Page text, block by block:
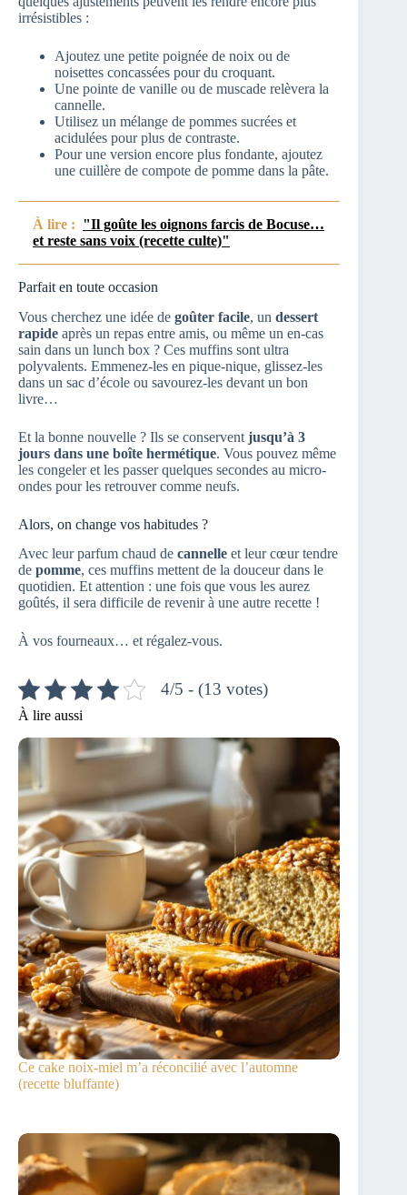
irrésistibles :
Ajoutez une petite poignée de noix ou de
noisettes concassées pour du croquant.
Une pointe de vanille ou de muscade relèvera la
cannelle.
Utilisez un mélange de pommes sucrées et
acidulées pour plus de contraste.
Pour une version encore plus fondante, ajoutez
une cuillère de compote de pomme dans la pâte.
À lire : "Il goûte les oignons farcis de Bocuse…
et reste sans voix (recette culte)"
Parfait en toute occasion
Vous cherchez une idée de goûter facile, un dessert
rapide après un repas entre amis, ou même un en-cas
sain dans un lunch box ? Ces muffins sont ultra
polyvalents. Emmenez-les en pique-nique, glissez-les
dans un sac d’école ou savourez-les devant un bon
livre…
Et la bonne nouvelle ? Ils se conservent jusqu’à 3
jours dans une boîte hermétique. Vous pouvez même
les congeler et les passer quelques secondes au micro-
ondes pour les retrouver comme neufs.
Alors, on change vos habitudes ?
Avec leur parfum chaud de cannelle et leur cœur tendre
de pomme, ces muffins mettent de la douceur dans le
quotidien. Et attention : une fois que vous les aurez
goûtés, il sera difficile de revenir à une autre recette !
À vos fourneaux… et régalez-vous.
4/5 - (13 votes)
À lire aussi
Ce cake noix-miel m’a réconcilié avec l’automne
(recette bluffante)